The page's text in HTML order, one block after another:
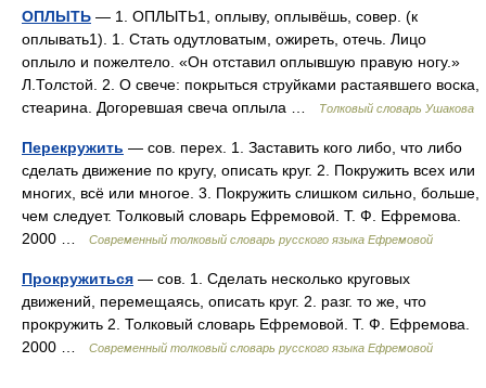
ОПЛЫТЬ — 1. ОПЛЫТЬ1, оплыву, оплывёшь, совер. (к
оплывать1). 1. Стать одутловатым, ожиреть, отечь. Лицо
оплыло и пожелтело. «Он отставил оплывшую правую ногу.»
Л.Толстой. 2. О свече: покрыться струйками растаявшего воска,
стеарина. Догоревшая свеча оплыла …
Толковый словарь Ушакова
Перекружить — сов. перех. 1. Заставить кого либо, что либо
сделать движение по кругу, описать круг. 2. Покружить всех или
многих, всё или многое. 3. Покружить слишком сильно, больше,
чем следует. Толковый словарь Ефремовой. Т. Ф. Ефремова.
2000 …
Современный толковый словарь русского языка Ефремовой
Прокружиться — сов. 1. Сделать несколько круговых
движений, перемещаясь, описать круг. 2. разг. то же, что
прокружить 2. Толковый словарь Ефремовой. Т. Ф. Ефремова.
2000 …
Современный толковый словарь русского языка Ефремовой